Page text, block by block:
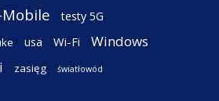
testy 5G
usa Wi-Fi Windows
zasięg światłowód